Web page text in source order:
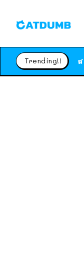
Trending!!